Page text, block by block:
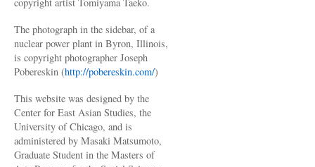
The photograph in the sidebar, of a
nuclear power plant in Byron, Illinois,
is copyright photographer Joseph
Pobereskin (http://pobereskin.com/)
This website was designed by the
Center for East Asian Studies, the
University of Chicago, and is
administered by Masaki Matsumoto,
Graduate Student in the Masters of